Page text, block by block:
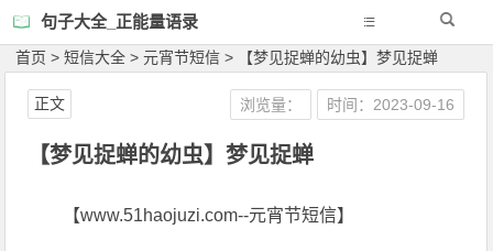
句子大全_正能量语录
首页 >短信大全 >元宵节短信 > 【梦见捉蝉的幼虫】梦见捉蝉
【梦见捉蝉的幼虫】梦见捉蝉
浏览量： 时间：2023-09-16
正文
【www.51haojuzi.com--元宵节短信】